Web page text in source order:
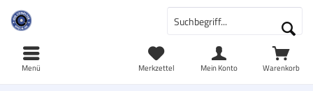
Warenkorb
Merkzettel Mein Konto
Menü